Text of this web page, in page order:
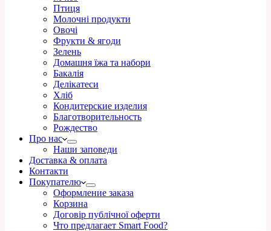
Птиця
Молочні продукти
Овочі
Фрукти & ягоди
Зелень
Домашня їжа та набори
Бакалія
Делікатеси
Хліб
Кондитерские изделия
Благотворительность
Рождество
Про нас
Наши заповеди
Доставка & оплата
Контакти
Покупателю
Оформление заказа
Корзина
Договір публічної оферти
Что предлагает Smart Food?